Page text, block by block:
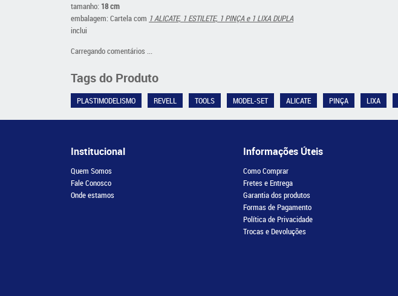
tamanho: 18 cm
embalagem: Cartela com 1 ALICATE, 1 ESTILETE, 1 PINÇA e 1 LIXA DUPLA
inclui
Carregando comentários ...
Tags do Produto
PLASTIMODELISMO REVELL TOOLS MODEL-SET ALICATE PINÇA LIXA
Institucional
Quem Somos
Fale Conosco
Onde estamos
Informações Úteis
Como Comprar
Fretes e Entrega
Garantia dos produtos
Formas de Pagamento
Política de Privacidade
Trocas e Devoluções